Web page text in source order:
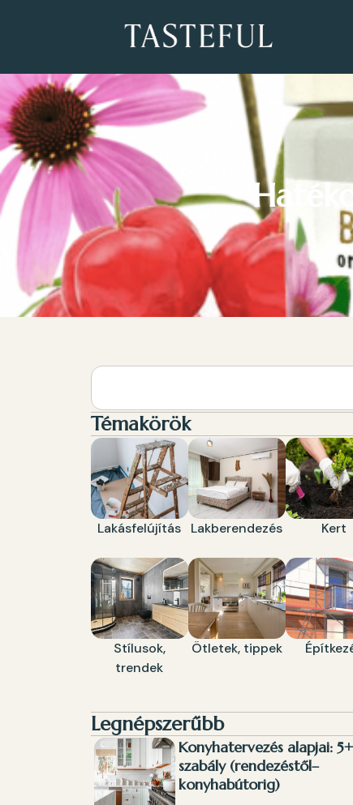
Témakörök
Lakásfelújítás Lakberendezés Kert
Stílusok,
trendek
Ötletek, tippek
Legnépszerűbb
Konyhatervezés alapjai:
szabály (rendezéstől–
konyhabútorig)